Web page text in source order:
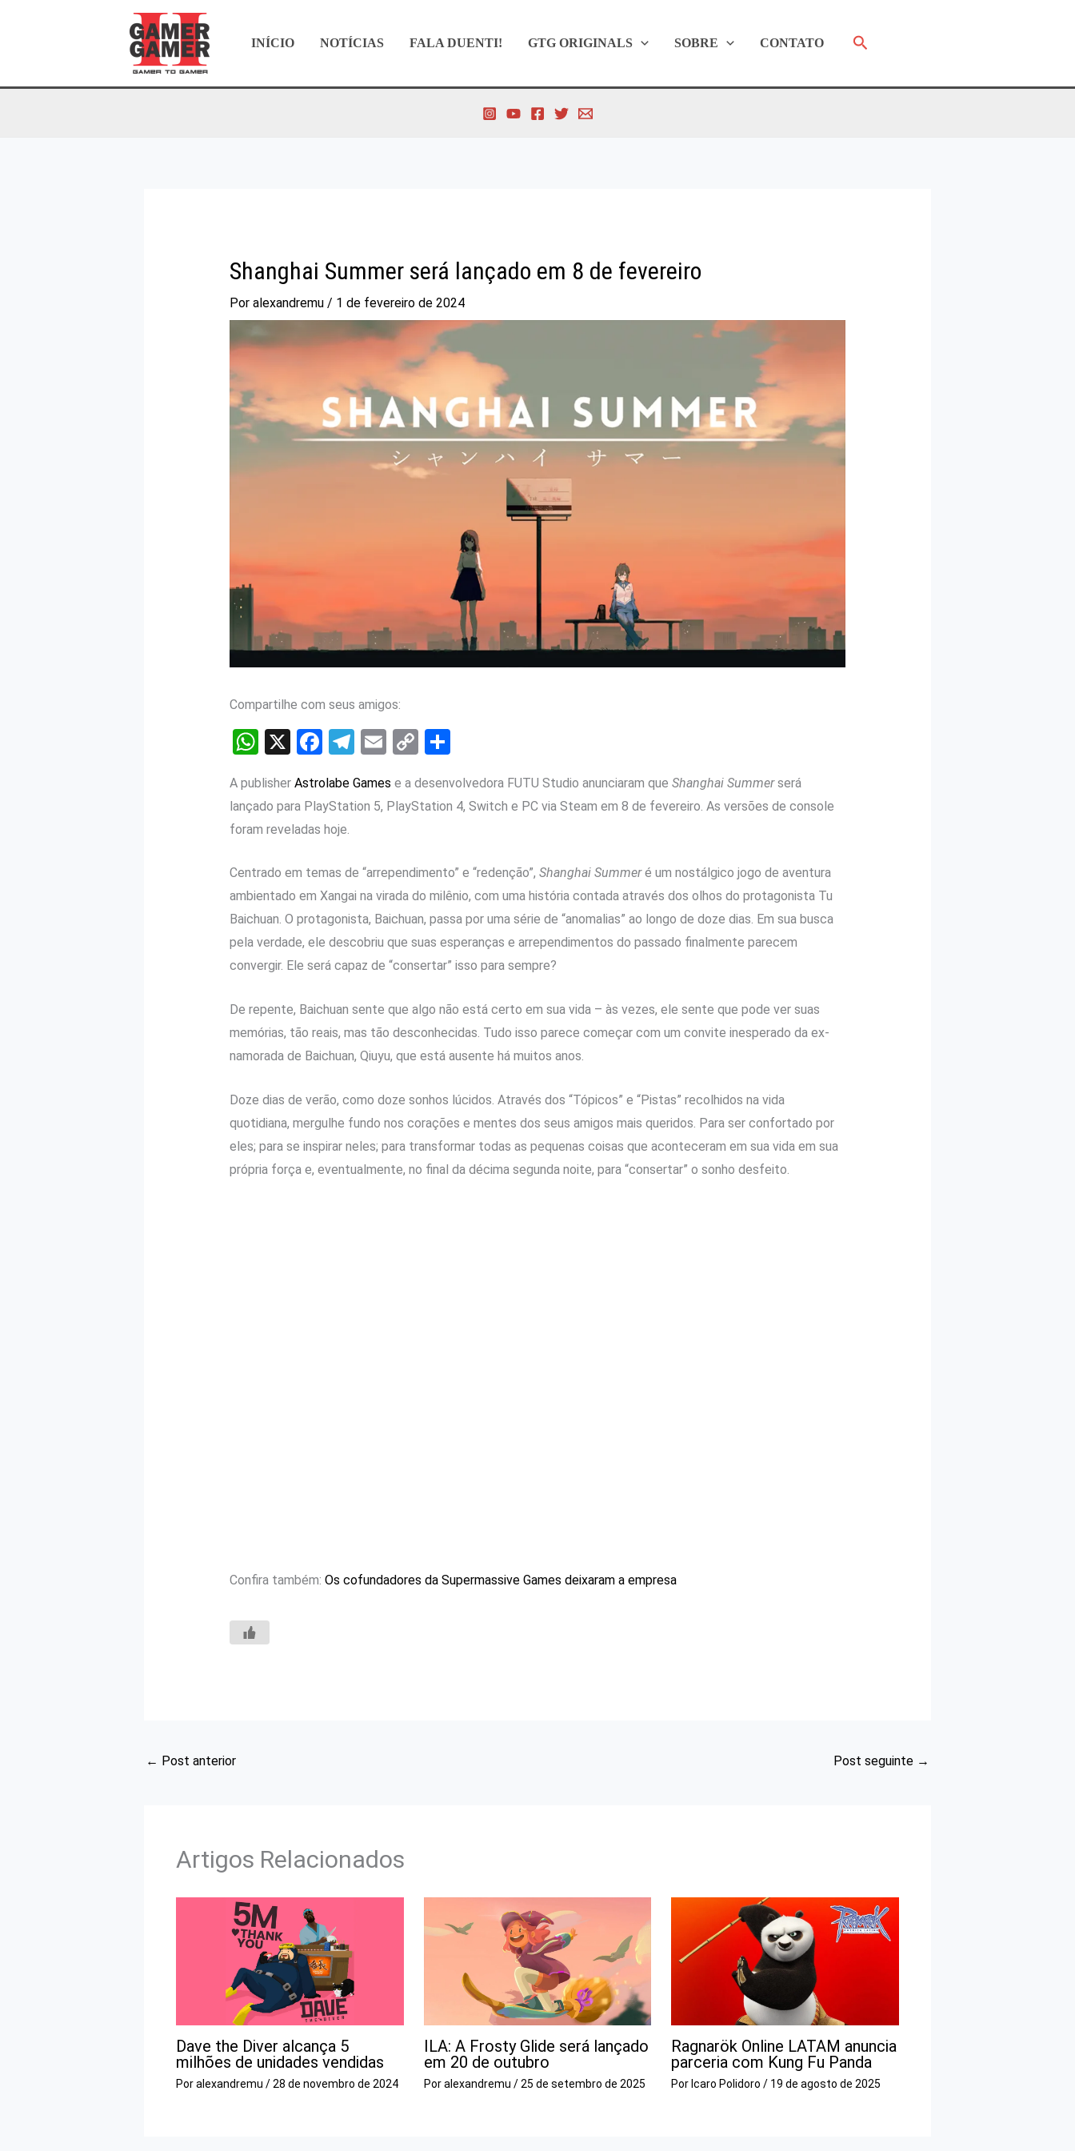
INÍCIO NOTÍCIAS FALA DUENTI! GTG ORIGINALS SOBRE CONTATO Pesquisar
Shanghai Summer será lançado em 8 de fevereiro
Por alexandremu / 1 de fevereiro de 2024
Compartilhe com seus amigos:
W
at
s
A
p
p
X F
ce
b
o
o
k
T
e
gr
m
E
ail
C
py
Li
k
S
ar
e
A publisher Astrolabe Games e a desenvolvedora FUTU Studio anunciaram que Shanghai Summerserá
lançado para PlayStation 5, PlayStation 4, Switch e PC via Steam em 8 de fevereiro. As versões de console
foram reveladas hoje.
Centrado em temas de “arrependimento” e “redenção”, Shanghai Summeré um nostálgico jogo de aventura
ambientado em Xangai na virada do milênio, com uma história contada através dos olhos do protagonista Tu
Baichuan. O protagonista, Baichuan, passa por uma série de “anomalias” ao longo de doze dias. Em sua busca
pela verdade, ele descobriu que suas esperanças e arrependimentos do passado finalmente parecem
convergir. Ele será capaz de “consertar” isso para sempre?
De repente, Baichuan sente que algo não está certo em sua vida – às vezes, ele sente que pode ver suas
memórias, tão reais, mas tão desconhecidas. Tudo isso parece começar com um convite inesperado da ex-
namorada de Baichuan, Qiuyu, que está ausente há muitos anos.
Doze dias de verão, como doze sonhos lúcidos. Através dos “Tópicos” e “Pistas” recolhidos na vida
quotidiana, mergulhe fundo nos corações e mentes dos seus amigos mais queridos. Para ser confortado por
eles; para se inspirar neles; para transformar todas as pequenas coisas que aconteceram em sua vida em sua
própria força e, eventualmente, no final da décima segunda noite, para “consertar” o sonho desfeito.
Confira também: Os cofundadores da Supermassive Games deixaram a empresa
← Post anterior Post seguinte →
Artigos Relacionados
Dave the Diver alcança 5
milhões de unidades vendidas
Poralexandremu / 28 de novembro de 2024
ILA: A Frosty Glide será lançado
em 20 de outubro
Poralexandremu / 25 de setembro de 2025
Ragnarök Online LATAM anuncia
parceria com Kung Fu Panda
Por Icaro Polidoro/ 19 de agosto de 2025